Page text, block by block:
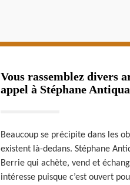
Vous rassemblez divers
appel à Stéphane
Beaucoup se précipite dans les
existent là-dedans. Stéphane
Berrie qui achète, vend et
intéresse puisque c’est ouvert